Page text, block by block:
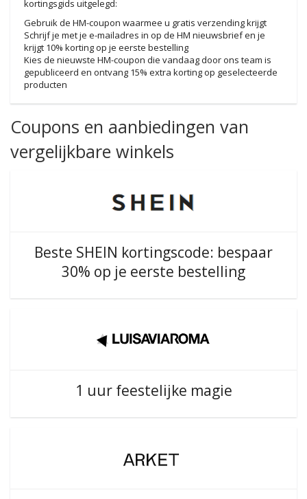
kortingsgids uitgelegd:
Gebruik de HM-coupon waarmee u gratis verzending krijgt
Schrijf je met je e-mailadres in op de HM nieuwsbrief en je
krijgt 10% korting op je eerste bestelling
Kies de nieuwste HM-coupon die vandaag door ons team is
gepubliceerd en ontvang 15% extra korting op geselecteerde
producten
Coupons en aanbiedingen van
vergelijkbare winkels
Beste SHEIN kortingscode: bespaar
30% op je eerste bestelling
1 uur feestelijke magie